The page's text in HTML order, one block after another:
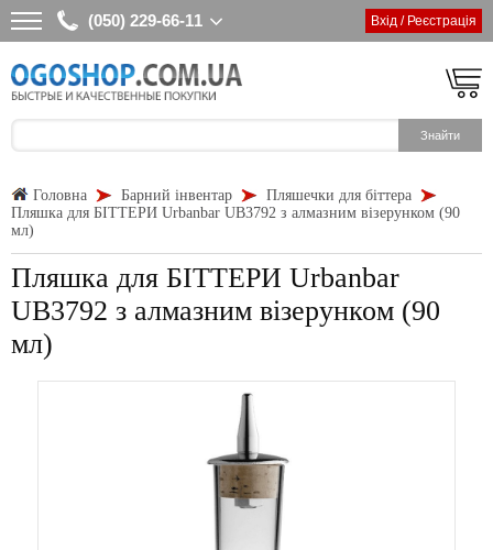
(050) 229-66-11 Вхід / Реєстрація
Головна Барний інвентар
Пляшечки для біттера
Пляшка для БІТТЕРИ Urbanbar UB3792 з алмазним візерунком (90
мл)
Пляшка для БІТТЕРИ Urbanbar
UB3792 з алмазним візерунком (90
мл)